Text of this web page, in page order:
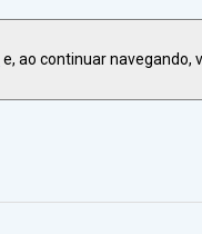
e, ao continuar navegando,